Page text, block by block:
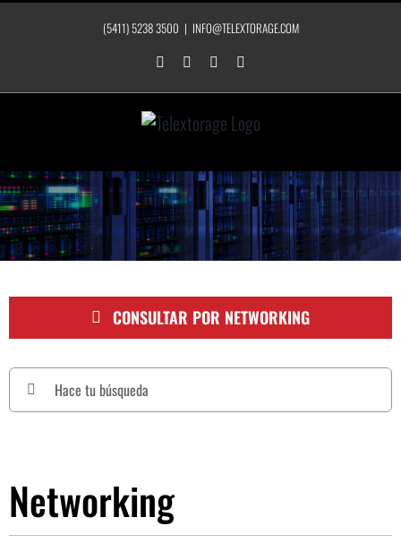
Saltar
(5411) 5238 3500 | INFO@TELEXTORAGE.COM
LinkedInInstagramFacebook
CONSULTAR POR NETWORKING
Buscar:
Networking